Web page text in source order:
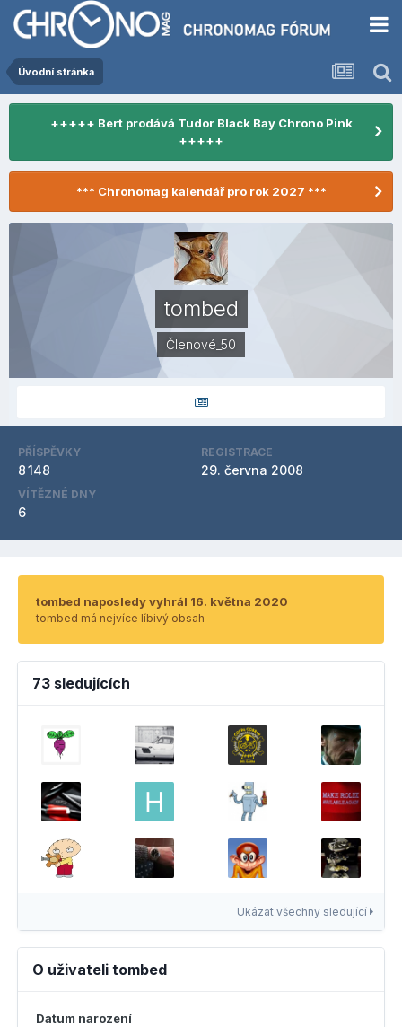
Úvodní stránka
+++++ Bert prodává Tudor Black Bay Chrono Pink
+++++
*** Chronomag kalendář pro rok 2027 ***
tombed
Členové_50
PŘÍSPĚVKY
8 148
REGISTRACE
29. června 2008
VÍTĚZNÉ DNY
6
tombed naposledy vyhrál 16. května 2020
tombed má nejvíce líbivý obsah
73 sledujících
Ukázat všechny sledující
O uživateli tombed
Datum narození